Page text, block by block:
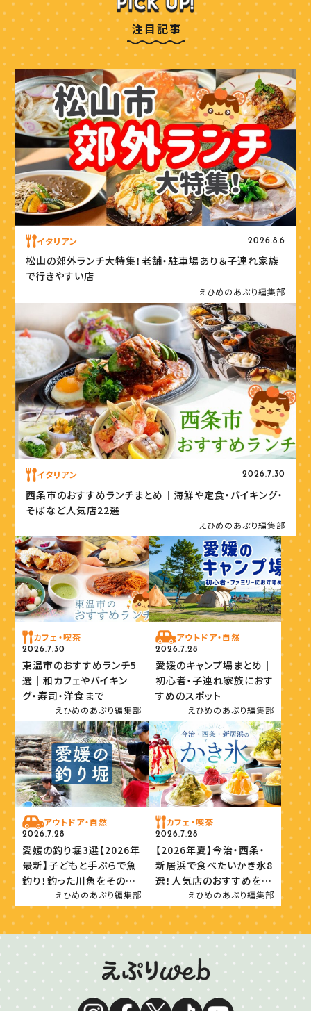
注目記事
イタリアン 2026.8.6
松山の郊外ランチ大特集！老舗・駐車場あり＆子連れ家族
で行きやすい店
えひめのあぷり編集部
イタリアン 2026.7.30
西条市のおすすめランチまとめ｜海鮮や定食・バイキング・
そばなど人気店22選
えひめのあぷり編集部
カフェ・喫茶
2026.7.30
東温市のおすすめランチ5
選｜和カフェやバイキン
グ・寿司・洋食まで
えひめのあぷり編集部
アウトドア・自然
2026.7.28
愛媛のキャンプ場まとめ｜
初心者・子連れ家族におす
すめのスポット
えひめのあぷり編集部
アウトドア・自然
2026.7.28
愛媛の釣り堀3選【2026年
最新】子どもと手ぶらで魚
釣り！釣った川魚をその場
で味わおうえひめのあぷり編集部
カフェ・喫茶
2026.7.28
【2026年夏】今治・西条・
新居浜で食べたいかき氷8
選！人気店のおすすめを紹
えひめのあぷり編集部